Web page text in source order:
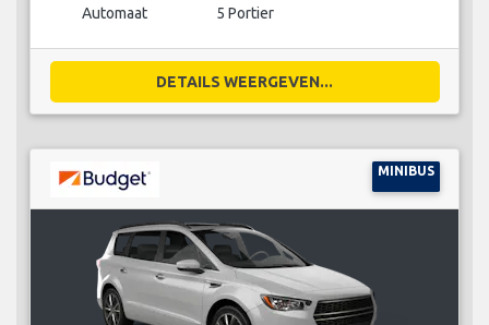
Automaat 5 Portier
DETAILS WEERGEVEN...
MINIBUS